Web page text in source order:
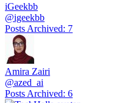
iGeekbb
@igeekbb
Posts Archived: 7
Amira Zairi
@azed_ai
Posts Archived: 6